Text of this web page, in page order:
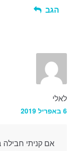
הגב
לאלי
6 באפריל 2019